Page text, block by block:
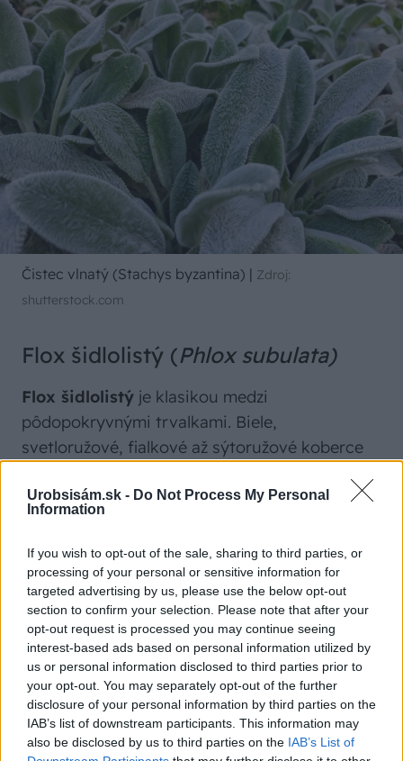
Urobsisám.sk - Do Not Process My Personal
Information
If you wish to opt-out of the sale, sharing to third parties, or
processing of your personal or sensitive information for
targeted advertising by us, please use the below opt-out
section to confirm your selection. Please note that after your
opt-out request is processed you may continue seeing
interest-based ads based on personal information utilized by
us or personal information disclosed to third parties prior to
your opt-out. You may separately opt-out of the further
disclosure of your personal information by third parties on the
IAB’s list of downstream participants. This information may
also be disclosed by us to third parties on the IAB’s List of
Čistec vlnatý (Stachys byzantina) | Zdroj:
shutterstock.com
Flox šidlolistý (Phlox subulata)
Flox šidlolistý je klasikou medzi
pôdopokryvnými trvalkami. Biele,
svetloružové, fialkové až sýtoružové koberce
uprednostňuje slnečnú pozíciu a dobre znáša
sa môže zdať, že stratí veľkú časť svojho
šarmu. Z floxu preto nezabudnite zostrihať
suché kvety. Záhradkárom sa dokonca
osvedčilo aj skrátenie stoniek aspoň o tretinu
pomocou nožníc, vďaka čomu sa flox nanovo
olistí a zahustí.